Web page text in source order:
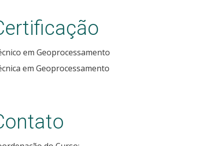
em Geoprocessamento
em Geoprocessamento